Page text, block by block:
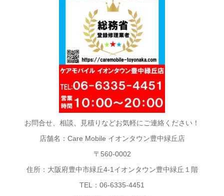
お問合せ、相談、見積りなどお気軽にご連絡ください！
店舗名：Care Mobile イオンタウン豊中緑丘店
〒560-0002
住所：大阪府豊中市緑丘4-1イオンタウン豊中緑丘１階
TEL：06-6335-4451